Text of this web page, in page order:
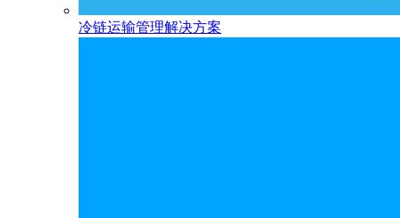
冷链运输管理解决方案